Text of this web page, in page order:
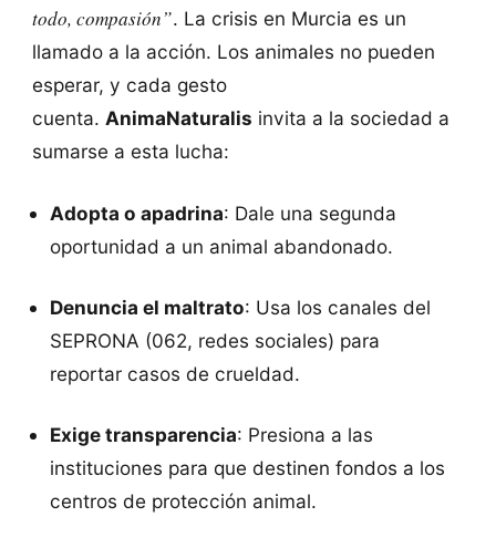
todo, compasión”. La crisis en Murcia es un
llamado a la acción. Los animales no pueden
esperar, y cada gesto
cuenta. AnimaNaturalis invita a la sociedad a
sumarse a esta lucha:
Adopta o apadrina: Dale una segunda
oportunidad a un animal abandonado.
Denuncia el maltrato: Usa los canales del
SEPRONA (062, redes sociales) para
reportar casos de crueldad.
Exige transparencia: Presiona a las
instituciones para que destinen fondos a los
centros de protección animal.